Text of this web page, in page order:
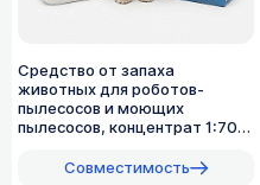
Средство от запаха
животных для роботов-
пылесосов и моющих
пылесосов, концентрат 1:70,
Совместимость